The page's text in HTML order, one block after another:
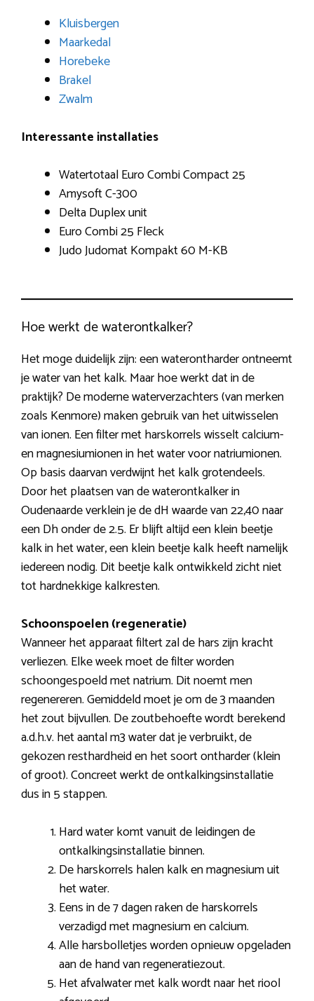
Kluisbergen
Maarkedal
Horebeke
Brakel
Zwalm
Interessante installaties
Watertotaal Euro Combi Compact 25
Amysoft C-300
Delta Duplex unit
Euro Combi 25 Fleck
Judo Judomat Kompakt 60 M-KB
Hoe werkt de waterontkalker?
Het moge duidelijk zijn: een waterontharder ontneemt
je water van het kalk. Maar hoe werkt dat in de
praktijk? De moderne waterverzachters (van merken
zoals Kenmore) maken gebruik van het uitwisselen
van ionen. Een filter met harskorrels wisselt calcium-
en magnesiumionen in het water voor natriumionen.
Op basis daarvan verdwijnt het kalk grotendeels.
Door het plaatsen van de waterontkalker in
Oudenaarde verklein je de dH waarde van 22,40 naar
een Dh onder de 2.5. Er blijft altijd een klein beetje
kalk in het water, een klein beetje kalk heeft namelijk
iedereen nodig. Dit beetje kalk ontwikkeld zicht niet
tot hardnekkige kalkresten.
Schoonspoelen (regeneratie)
Wanneer het apparaat filtert zal de hars zijn kracht
verliezen. Elke week moet de filter worden
schoongespoeld met natrium. Dit noemt men
regenereren. Gemiddeld moet je om de 3 maanden
het zout bijvullen. De zoutbehoefte wordt berekend
a.d.h.v. het aantal m3 water dat je verbruikt, de
gekozen resthardheid en het soort ontharder (klein
of groot). Concreet werkt de ontkalkingsinstallatie
dus in 5 stappen.
Hard water komt vanuit de leidingen de
ontkalkingsinstallatie binnen.
De harskorrels halen kalk en magnesium uit
het water.
Eens in de 7 dagen raken de harskorrels
verzadigd met magnesium en calcium.
Alle harsbolletjes worden opnieuw opgeladen
aan de hand van regeneratiezout.
Het afvalwater met kalk wordt naar het riool